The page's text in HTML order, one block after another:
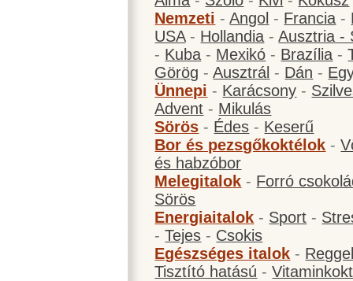
Nemzeti -Angol - Francia -
USA- Hollandia -Ausztria -
- Kuba - Mexikó - Brazília -
Görög -Ausztrál - Dán -
Ünnepi - Karácsony -
Advent - Mikulás
Sörös - Édes - Keserű
Bor és pezsgőkoktélok -
és habzóbor
Melegitalok - Forró
Sörös
Energiaitalok - Sport -
-Tejes - Csokis
Egészséges italok -
Tisztító hatású -